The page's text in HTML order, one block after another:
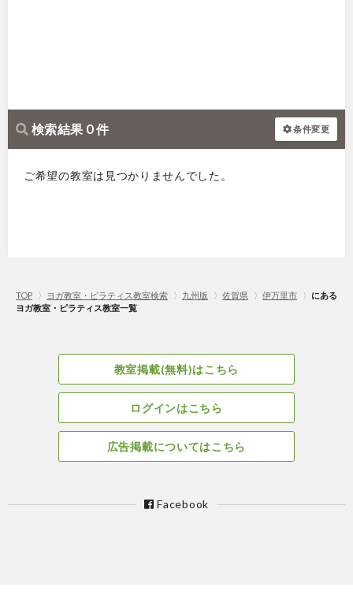
検索結果 0 件 条件変更
ご希望の教室は見つかりませんでした。
TOP 〉 ヨガ教室・ピラティス教室検索 〉 九州版 〉 佐賀県 〉 伊万里市 〉 にある
ヨガ教室・ピラティス教室一覧
教室掲載(無料)はこちら
ログインはこちら
広告掲載についてはこちら
Facebook